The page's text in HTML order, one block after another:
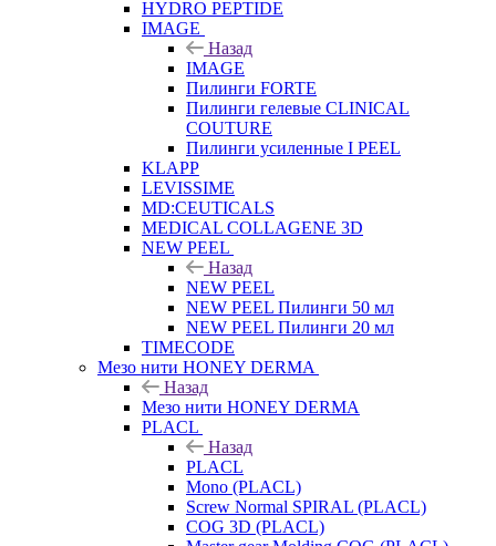
HYDRO PEPTIDE
IMAGE
Назад
IMAGE
Пилинги FORTE
Пилинги гелевые CLINICAL
COUTURE
Пилинги усиленные I PEEL
KLAPP
LEVISSIME
MD:CEUTICALS
MEDICAL COLLAGENE 3D
NEW PEEL
Назад
NEW PEEL
NEW PEEL Пилинги 50 мл
NEW PEEL Пилинги 20 мл
TIMECODE
Мезо нити HONEY DERMA
Назад
Мезо нити HONEY DERMA
PLACL
Назад
PLACL
Mono (PLACL)
Screw Normal SPIRAL (PLACL)
COG 3D (PLACL)